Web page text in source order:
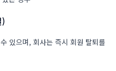
)
있으며, 회사는 즉시 회원 탈퇴를